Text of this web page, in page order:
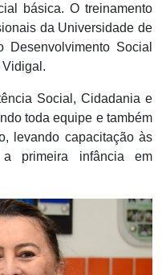
básica. O treinamento
da Universidade de
Social
Social, Cidadania e
toda equipe e também
levando capacitação às
primeira infância em